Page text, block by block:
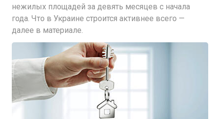
нежилых площадей за девять месяцев с начала
года. Что в Украине строится активнее всего —
далее в материале.